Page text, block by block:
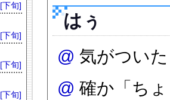
はぅ
@ 気がつい
@ 確か「ち
[下旬]
[下旬]
[下旬]
[下旬]